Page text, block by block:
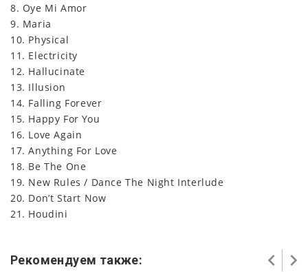
8. Oye Mi Amor
9. Maria
10. Physical
11. Electricity
12. Hallucinate
13. Illusion
14. Falling Forever
15. Happy For You
16. Love Again
17. Anything For Love
18. Be The One
19. New Rules / Dance The Night Interlude
20. Don’t Start Now
21. Houdini
Рекомендуем также: